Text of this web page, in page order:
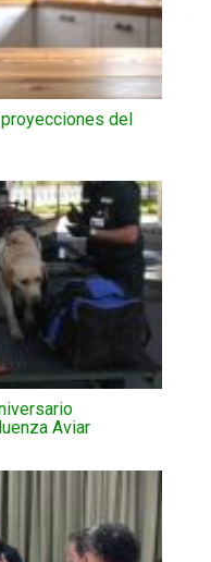
del
Aviar